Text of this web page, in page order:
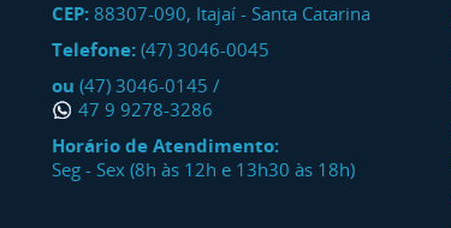
CEP: 88307-090, Itajaí - Santa Catarina
Telefone: (47) 3046-0045
ou (47) 3046-0145 /
47 9 9278-3286
Horário de Atendimento:
Seg - Sex (8h às 12h e 13h30 às 18h)